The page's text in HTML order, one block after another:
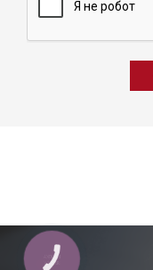
КНОПКА
ЗВ'ЯЗКУ